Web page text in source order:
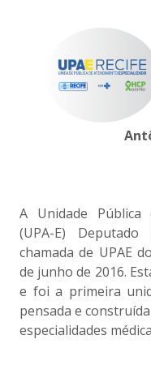
A Unidade Pública
(UPA-E)
chamada de UPAE
de junho de 2016.
e foi a primeira
pensada e
especialidades